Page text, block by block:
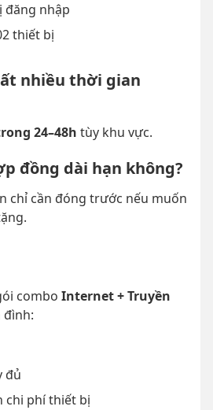
đăng nhập
thiết bị
nhiều thời gian
24–48h tùy khu vực.
đồng dài hạn không?
chỉ cần đóng trước nếu muốn
combo Internet + Truyền
đình:
đủ
chi phí thiết bị